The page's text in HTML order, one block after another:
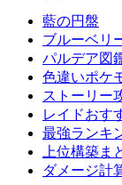
藍の円盤
ブルーベリ
パルデア図
色違いポケ
ストーリー
レイドおす
最強ランキ
上位構築ま
ダメージ計